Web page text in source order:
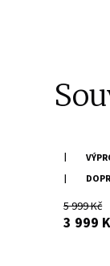
5 999 Kč
3 999